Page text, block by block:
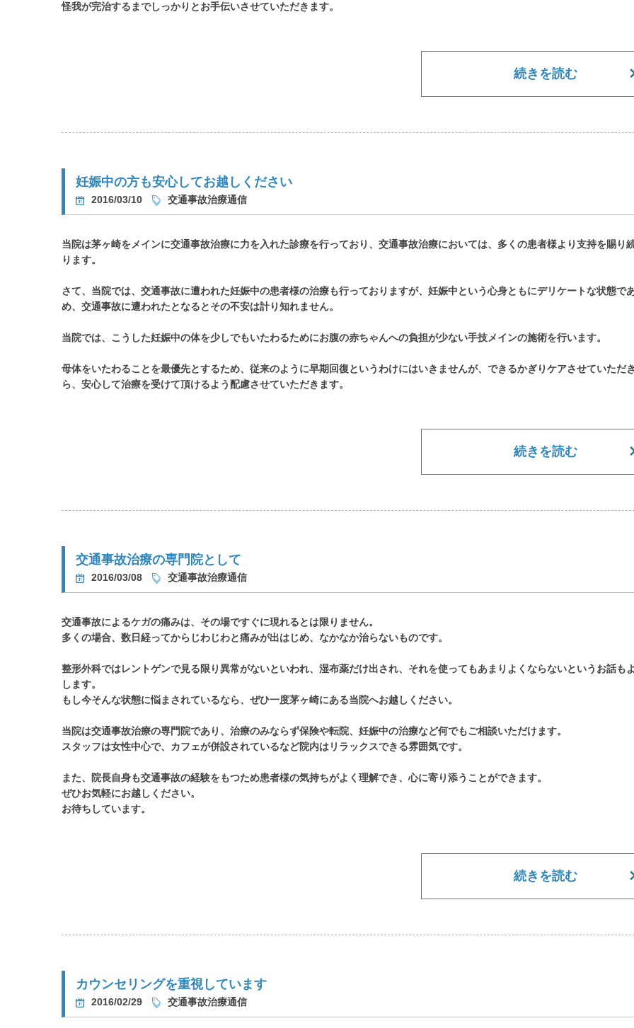
怪我が完治するまでしっかりとお手伝いさせていただきます。
続きを読む
妊娠中の方も安心してお越しください
2016/03/10 交通事故治療通信
当院は茅ヶ崎をメインに交通事故治療に力を入れた診療を行っており、交通事故治療においては、多くの患者様より支持を賜り
ります。
さて、当院では、交通事故に遭われた妊娠中の患者様の治療も行っておりますが、妊娠中という心身ともにデリケートな状態で
め、交通事故に遭われたとなるとその不安は計り知れません。
当院では、こうした妊娠中の体を少しでもいたわるためにお腹の赤ちゃんへの負担が少ない手技メインの施術を行います。
母体をいたわることを最優先とするため、従来のように早期回復というわけにはいきませんが、できるかぎりケアさせていただ
ら、安心して治療を受けて頂けるよう配慮させていただきます。
続きを読む
交通事故治療の専門院として
2016/03/08 交通事故治療通信
交通事故によるケガの痛みは、その場ですぐに現れるとは限りません。
多くの場合、数日経ってからじわじわと痛みが出はじめ、なかなか治らないものです。
整形外科ではレントゲンで見る限り異常がないといわれ、湿布薬だけ出され、それを使ってもあまりよくならないというお話も
します。
もし今そんな状態に悩まされているなら、ぜひ一度茅ヶ崎にある当院へお越しください。
当院は交通事故治療の専門院であり、治療のみならず保険や転院、妊娠中の治療など何でもご相談いただけます。
スタッフは女性中心で、カフェが併設されているなど院内はリラックスできる雰囲気です。
また、院長自身も交通事故の経験をもつため患者様の気持ちがよく理解でき、心に寄り添うことができます。
ぜひお気軽にお越しください。
お待ちしています。
続きを読む
カウンセリングを重視しています
2016/02/29 交通事故治療通信